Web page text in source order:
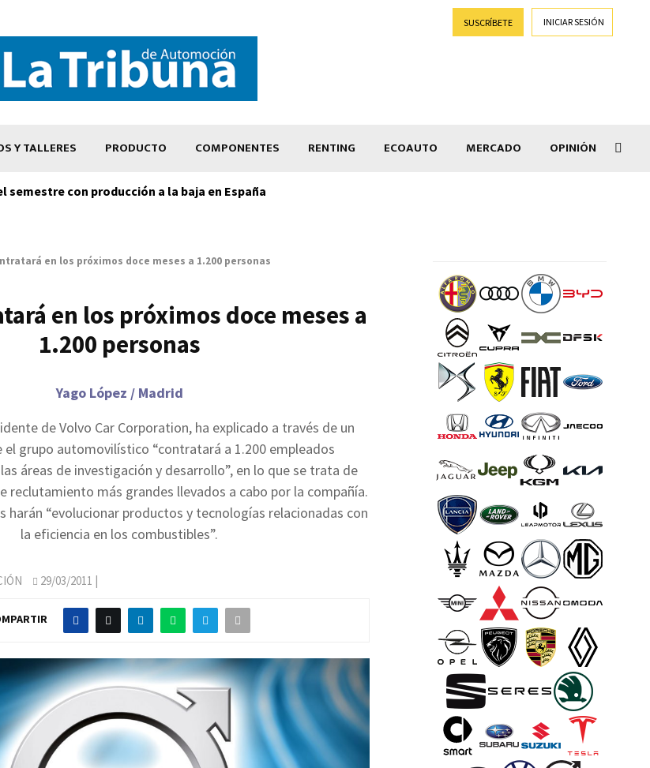
SUSCRÍBETE INICIAR SESIÓN
Y TALLERES PRODUCTO COMPONENTES RENTING ECOAUTO MERCADO OPINIÓN
semestre con producción a la baja en España
en los próximos doce meses a 1.200 personas
en los próximos doce meses a
1.200 personas
Yago López / Madrid
de Volvo Car Corporation, ha explicado a través de un
el grupo automovilístico “contratará a 1.200 empleados
áreas de investigación y desarrollo”, en lo que se trata de
reclutamiento más grandes llevados a cabo por la compañía.
harán “evolucionar productos y tecnologías relacionadas con
la eficiencia en los combustibles”.
29/03/2011 |